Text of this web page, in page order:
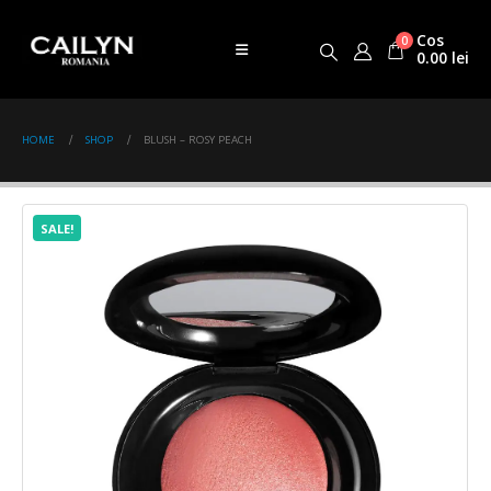
0
Cos
0.00 lei
HOME SHOP BLUSH – ROSY PEACH
SALE!